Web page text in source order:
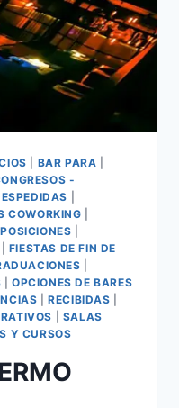
BAR PARA
-
COWORKING
FIESTAS DE FIN DE
|OPCIONES DE BARES
|RECIBIDAS
SALAS
Y CURSOS